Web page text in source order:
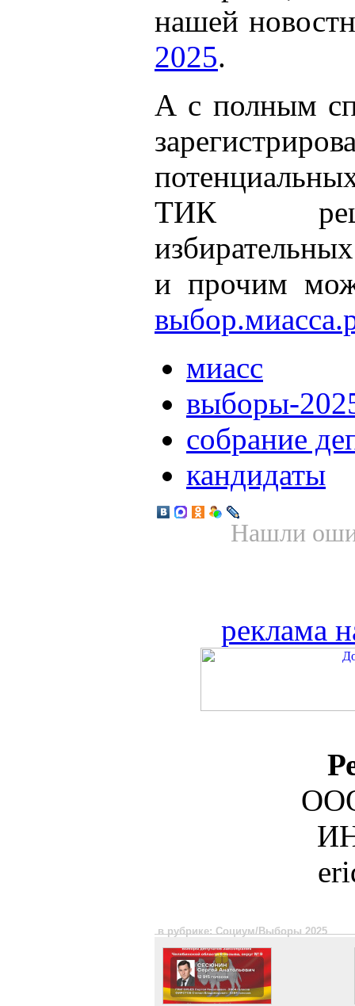
нашей
2025.
А с полным
ТИК
и прочим
миасс
выборы-
собрание
кандидаты
Нашли
реклама
в рубрике: Социум/Выборы 2025